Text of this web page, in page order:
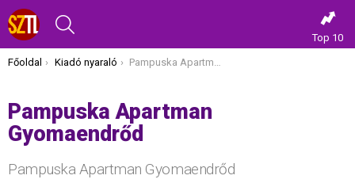
Top 10
Itt vagy most:
Főoldal Kiadó nyaraló Pampuska Apartman Gyomaendrőd
Pampuska Apartman
Gyomaendrőd
Pampuska Apartman Gyomaendrőd